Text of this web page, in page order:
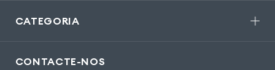
CATEGORIA
CONTACTE-NOS